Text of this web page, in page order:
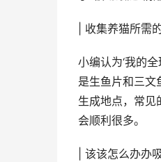
| 收集养猫所需
小编认为‘我的
是生鱼片和三文
生成地点，常见
会顺利很多。
| 该该怎么办办